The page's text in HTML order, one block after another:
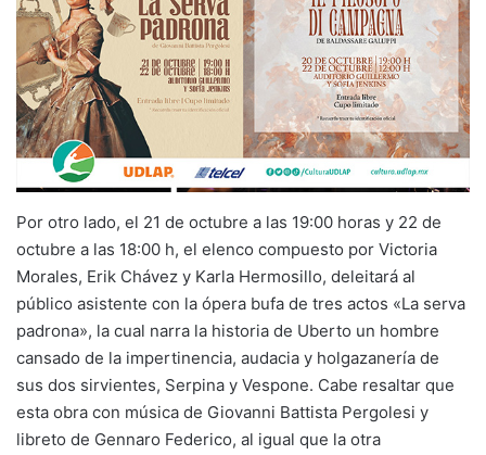
Por otro lado, el 21 de octubre a las 19:00 horas y 22 de
octubre a las 18:00 h, el elenco compuesto por Victoria
Morales, Erik Chávez y Karla Hermosillo, deleitará al
público asistente con la ópera bufa de tres actos «La serva
padrona», la cual narra la historia de Uberto un hombre
cansado de la impertinencia, audacia y holgazanería de
sus dos sirvientes, Serpina y Vespone. Cabe resaltar que
esta obra con música de Giovanni Battista Pergolesi y
libreto de Gennaro Federico, al igual que la otra